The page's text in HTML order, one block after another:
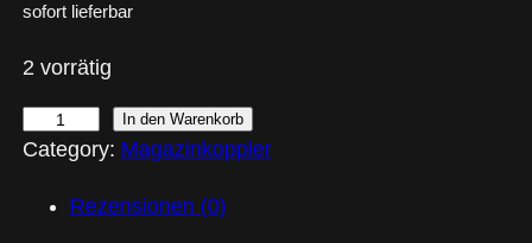
sofort lieferbar
2 vorrätig
h
In den Warenkorb
Category: Magazinkoppler
Rezensionen (0)